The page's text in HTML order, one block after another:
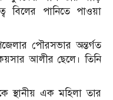
বিলের পানিতে পাওয়া
পৌরসভার অন্তর্গত
আলীর ছেলে। তিনি
স্থানীয় এক মহিলা তার